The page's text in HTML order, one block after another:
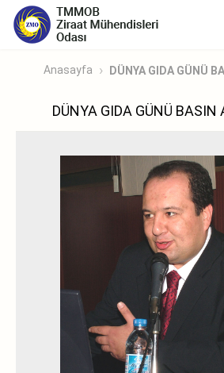
Anasayfa DÜNYA GIDA GÜNÜ
DÜNYA GIDA GÜNÜ